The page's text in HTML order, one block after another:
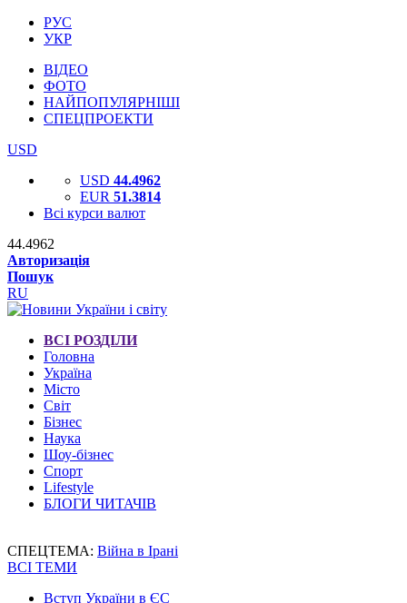
РУС
УКР
ВІДЕО
ФОТО
НАЙПОПУЛЯРНІШІ
СПЕЦПРОЕКТИ
USD
USD 44.4962
EUR 51.3814
Всі курси валют
44.4962
Авторизація
Пошук
RU
ВСІ РОЗДІЛИ
Головна
Україна
Місто
Світ
Бізнес
Наука
Шоу-бізнес
Спорт
Lifestyle
БЛОГИ ЧИТАЧІВ
СПЕЦТЕМА: Війна в Ірані
ВСІ ТЕМИ
Вступ України в ЄС